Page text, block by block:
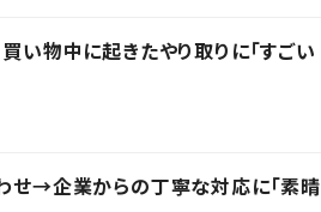
い物中に起きたやり取りに「すごい
せ→企業からの丁寧な対応に「素晴